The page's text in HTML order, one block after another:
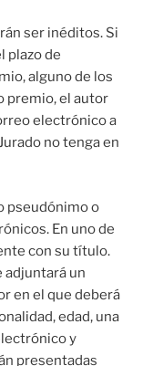
ser inéditos. Si
plazo de
alguno de los
premio, el autor
electrónico a
no tenga en
pseudónimo o
En uno de
con su título.
adjuntará un
en el que deberá
edad, una
y
presentadas